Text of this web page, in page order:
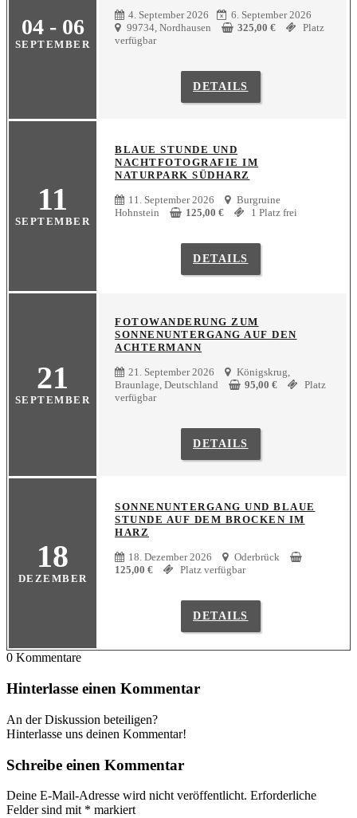
04 - 06
SEPTEMBER
4. September 2026
6. September 2026
99734, Nordhausen
325,00 €
Platz
verfügbar
DETAILS
11
SEPTEMBER
BLAUE STUNDE UND
NACHTFOTOGRAFIE IM
NATURPARK SÜDHARZ
11. September 2026
Burgruine
Hohnstein
125,00 € 1 Platz frei
DETAILS
21
SEPTEMBER
FOTOWANDERUNG ZUM
SONNENUNTERGANG AUF DEN
ACHTERMANN
21. September 2026
Königskrug,
Braunlage, Deutschland
95,00 €
Platz
verfügbar
DETAILS
18
DEZEMBER
SONNENUNTERGANG UND BLAUE
STUNDE AUF DEM BROCKEN IM
HARZ
18. Dezember 2026
Oderbrück
125,00 € Platz verfügbar
DETAILS
0 Kommentare
Hinterlasse einen Kommentar
An der Diskussion beteiligen?
Hinterlasse uns deinen Kommentar!
Schreibe einen Kommentar
Deine E-Mail-Adresse wird nicht veröffentlicht. Erforderliche
Felder sind mit * markiert